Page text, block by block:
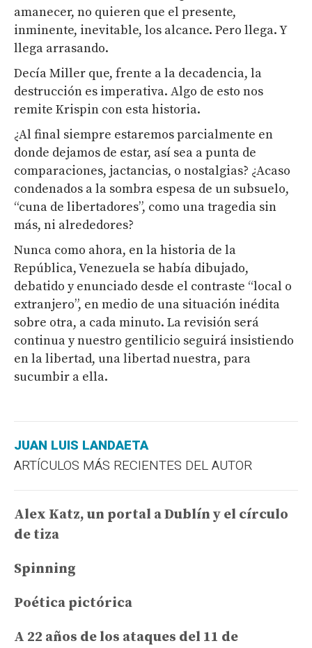
amanecer, no quieren que el presente,
inminente, inevitable, los alcance. Pero llega. Y
llega arrasando.
Decía Miller que, frente a la decadencia, la
destrucción es imperativa. Algo de esto nos
remite Krispin con esta historia.
¿Al final siempre estaremos parcialmente en
donde dejamos de estar, así sea a punta de
comparaciones, jactancias, o nostalgias? ¿Acaso
condenados a la sombra espesa de un subsuelo,
“cuna de libertadores”, como una tragedia sin
más, ni alrededores?
Nunca como ahora, en la historia de la
República, Venezuela se había dibujado,
debatido y enunciado desde el contraste “local o
extranjero”, en medio de una situación inédita
sobre otra, a cada minuto. La revisión será
continua y nuestro gentilicio seguirá insistiendo
en la libertad, una libertad nuestra, para
sucumbir a ella.
JUAN LUIS LANDAETA
ARTÍCULOS MÁS RECIENTES DEL AUTOR
Alex Katz, un portal a Dublín y el círculo
de tiza
Spinning
Poética pictórica
A 22 años de los ataques del 11 de